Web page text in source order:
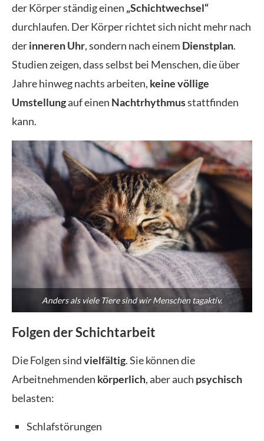
der Körper ständig einen „Schichtwechsel“
durchlaufen. Der Körper richtet sich nicht mehr nach
derinneren Uhr, sondern nach einem Dienstplan.
Studien zeigen, dass selbst bei Menschen, die über
Jahre hinweg nachts arbeiten, keine völlige
Umstellungauf einen Nachtrhythmusstattfinden
kann.
Anders als viele Tiere sind wir Menschen tagaktiv.
Folgen der Schichtarbeit
Die Folgen sindvielfältig. Sie können die
Arbeitnehmenden körperlich, aber auch psychisch
belasten:
Schlafstörungen